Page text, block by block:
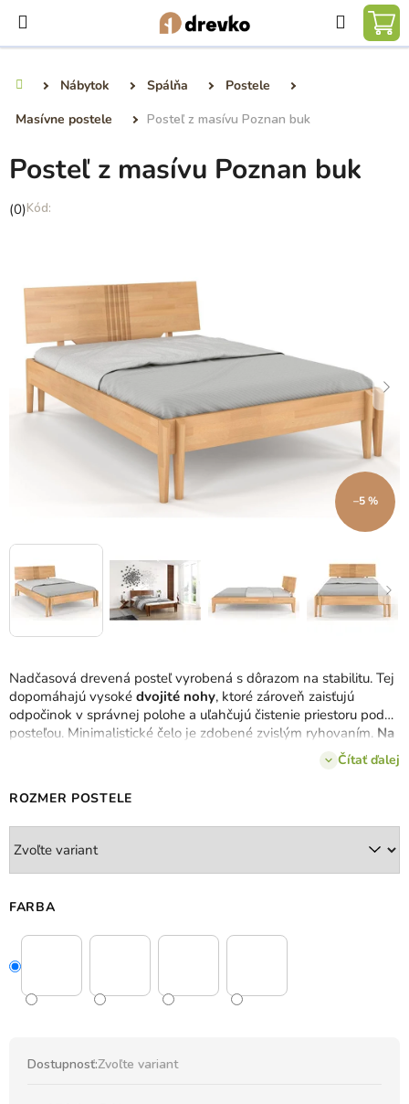
obsah
Hľadať
Nábytok Spálňa
Postele
Masívne postele
Posteľ z masívu Poznan buk
Nadčasová drevená posteľ vyrobená s dôrazom na stabilitu. Tej
dopomáhajú vysoké dvojité nohy, ktoré zároveň zaisťujú
odpočinok v správnej polohe a uľahčujú čistenie priestoru pod
posteľou. Minimalistické čelo je zdobené zvislým ryhovaním. Na
Čítať ďalej
ROZMER POSTELE
FARBA
Dostupnosť:Zvoľte variant
Posteľ z masívu Poznan buk
Priemerné
hviezdičiek.
(0)
–5 %